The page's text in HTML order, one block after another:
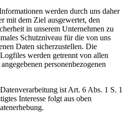
werden durch uns daher
mit dem Ziel ausgewertet, den
in unserem Unternehmen zu
Schutzniveau für die von uns
Daten sicherzustellen. Die
werden getrennt von allen
personenbezogenen
ist Art. 6 Abs. 1 S. 1
Interesse folgt aus oben